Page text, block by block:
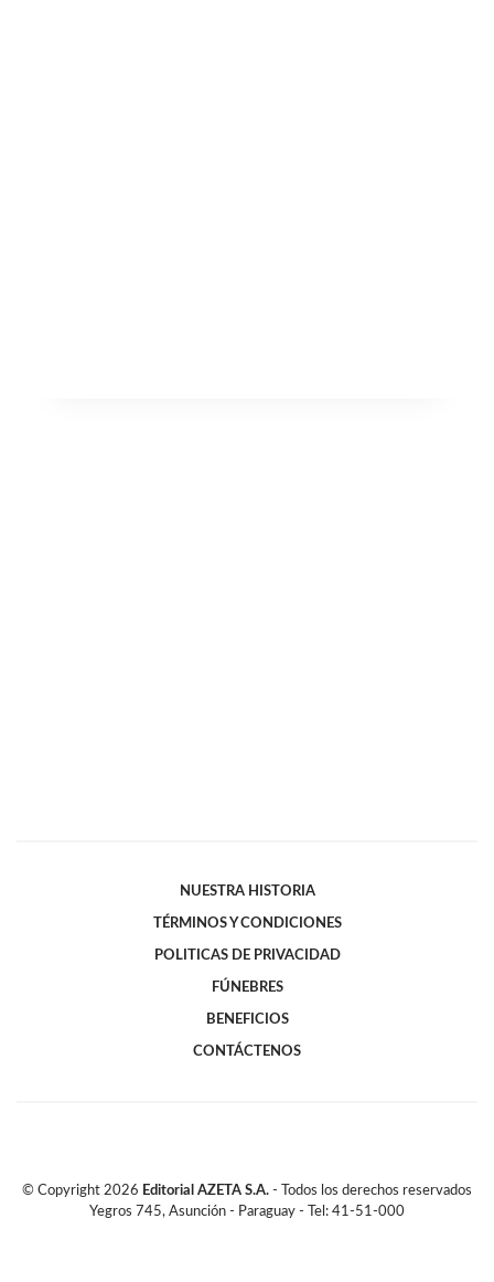
NUESTRA HISTORIA
TÉRMINOS Y CONDICIONES
POLITICAS DE PRIVACIDAD
FÚNEBRES
BENEFICIOS
CONTÁCTENOS
© Copyright 2026 Editorial AZETA S.A. - Todos los derechos reservados
Yegros 745, Asunción - Paraguay - Tel: 41-51-000